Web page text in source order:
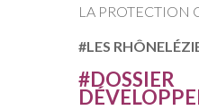
LA PROTECTION
#LES
#DOSSIER